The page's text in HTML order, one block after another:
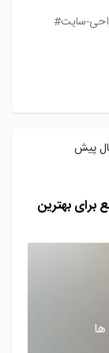
سایت#
برای بهترین